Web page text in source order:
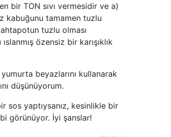
bir TON sıvı vermesidir ve a)
kabuğunu tamamen tuzlu
tuzlu olması
özensiz bir karışıklık
beyazlarını kullanarak
düşünüyorum.
sos yaptıysanız, kesinlikle bir
görünüyor. İyi şanslar!